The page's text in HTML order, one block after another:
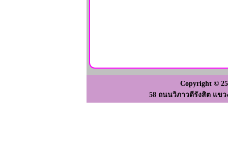
Copyright ©
58 ถนนวิภาวดีรังสิต แขว